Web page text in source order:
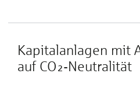
Kapitalanlagen mit
auf CO₂-Neutralität